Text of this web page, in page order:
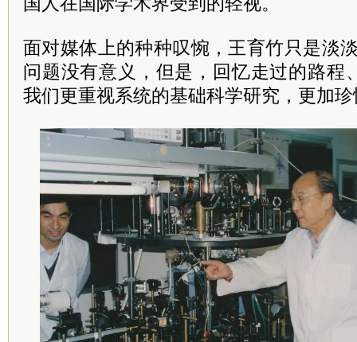
面对媒体上的种种叹惋，王育竹只是淡
问题没有意义，但是，回忆走过的路程
我们更重视系统的基础科学研究，更加